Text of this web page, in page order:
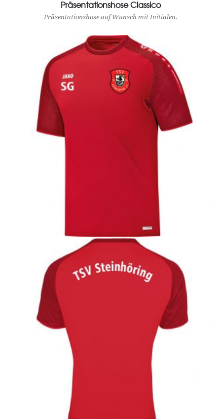
Präsentationshose Classico
Präsentationshose auf Wunsch mit Initialen.